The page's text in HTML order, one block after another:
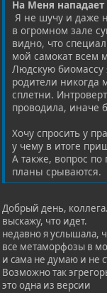
На Меня нападает
Я не шучу и даже
в огромном зале
видно, что
мой самокат всем
Людскую биомассу
родители никогда
сплетни.
проводила, иначе
Хочу спросить у
у чему в итоге
А также, вопрос
планы срываются.
Добрый день, коллега.
выскажу, что идет.
недавно я услышала,
все метаморфозы в
и сама не думаю и не
Возможно так
это одна из версии